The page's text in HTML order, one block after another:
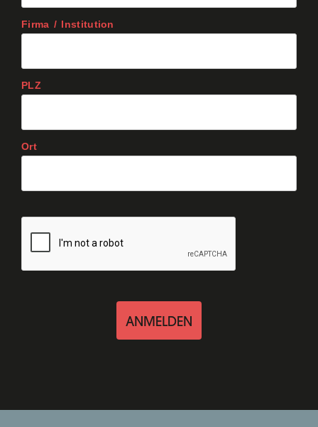
Firma / Institution
PLZ
Ort
ANMELDEN